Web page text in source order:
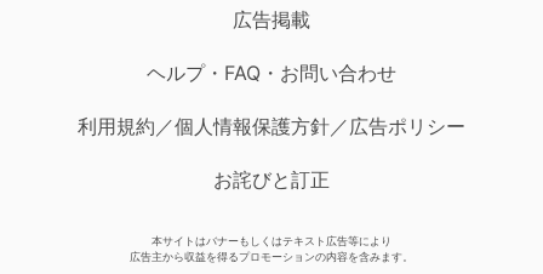
広告掲載
ヘルプ・FAQ・お問い合わせ
利用規約／個人情報保護方針／広告ポリシー
お詫びと訂正
本サイトはバナーもしくはテキスト広告等により
広告主から収益を得るプロモーションの内容を含みます。